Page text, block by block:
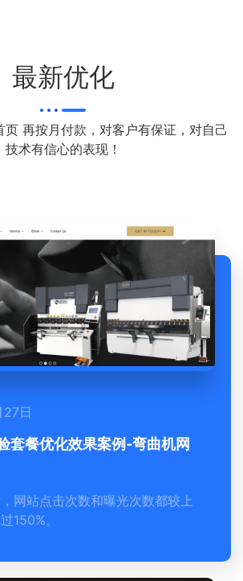
最新优化
再按月付款，对客户有保证，对自己
技术有信心的表现！
日
套餐优化效果案例-弯曲机网
网站点击次数和曝光次数都较上
150%。